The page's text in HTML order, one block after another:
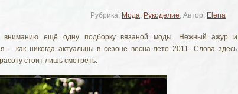
Рубрика: Мода, Рукоделие, Автор: Elena
вниманию ещё одну подборку вязаной моды. Нежный ажур и
– как никогда актуальны в сезоне весна-лето 2011. Слова здесь
стоит лишь смотреть.